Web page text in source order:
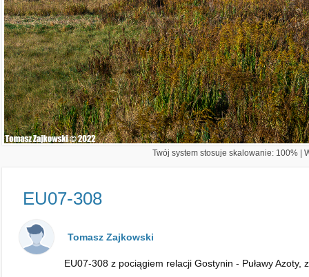
Twój system stosuje skalowanie: 100% |
EU07-308
Tomasz Zajkowski
EU07-308 z pociągiem relacji Gostynin - Puławy